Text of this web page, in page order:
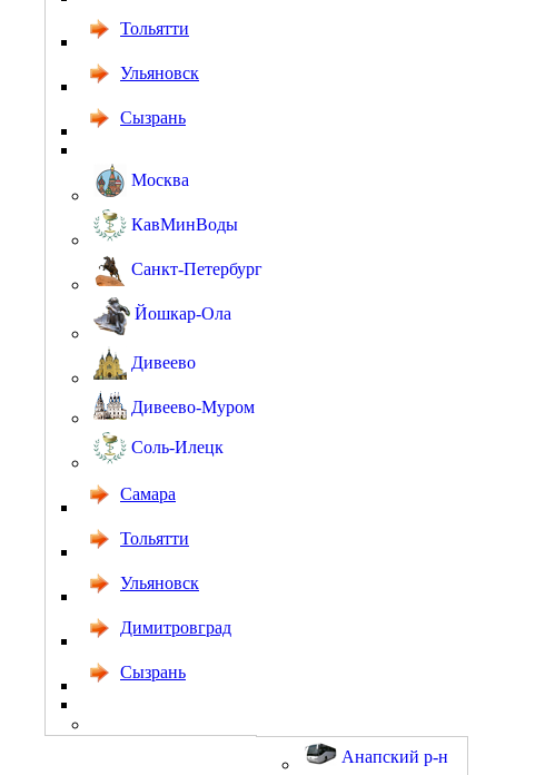
Тольятти
Ульяновск
Сызрань
Москва
КавМинВоды
Санкт-Петербург
Йошкар-Ола
Дивеево
Дивеево-Муром
Соль-Илецк
Самара
Тольятти
Ульяновск
Димитровград
Сызрань
Анапский р-н